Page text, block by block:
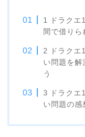
1 ドラクエ
間で借りら
2 ドラクエ
い問題を解
う
3 ドラクエ
い問題の感